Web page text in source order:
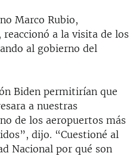
Marco Rubio,
a la visita de los
al gobierno del
Biden permitirían que
a nuestras
de los aeropuertos más
dijo. “Cuestioné al
Nacional por qué son